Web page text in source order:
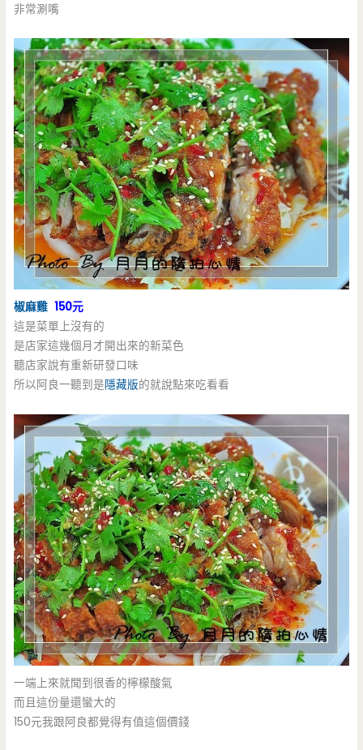
非常涮嘴
椒麻雞 150元
這是菜單上沒有的
是店家這幾個月才開出來的新菜色
聽店家說有重新研發口味
所以阿良一聽到是隱藏版的就說點來吃看看
一端上來就聞到很香的檸檬酸氣
而且這份量還蠻大的
150元我跟阿良都覺得有值這個價錢